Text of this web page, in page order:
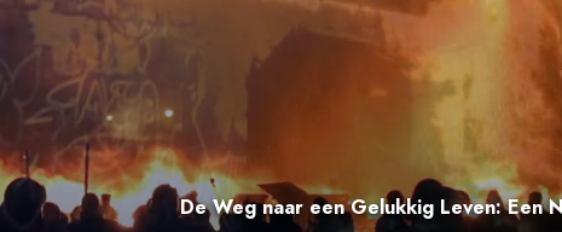
Scientology Volunteer Ministers
De Weg naar een Gelukkig Leven: Een